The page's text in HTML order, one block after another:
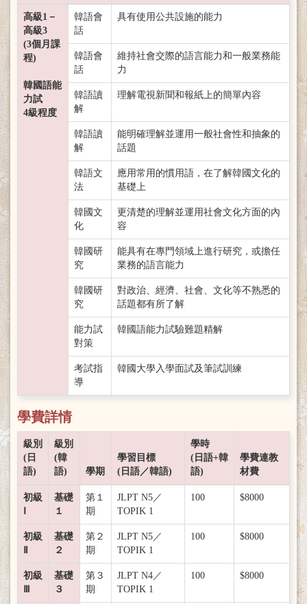
高級1－
高級3
(3個月課
程)
韓國語能
力試
4級程度
韓語會
話
具有使用公共設施的能力
韓語會
話
維持社會交際的語言能力和一般業務能
力
韓語讀
解
理解電視新聞和報紙上的簡單內容
韓語讀
解
能明確理解並運用一般社會性和抽象的
話題
韓語文
法
應用常用的慣用語，在了解韓國文化的
基礎上
韓國文
化
更清楚的理解並運用社會文化方面的內
容
韓國研
究
能具有在專門領域上進行研究，或擔任
業務的語言能力
韓國研
究
對政治、經濟、社會、文化等不熟悉的
話題都有所了解
能力試
對策
韓國語能力試驗難題精解
考試指
導
韓國大學入學面試及筆試訓練
學費詳情
級別
(日
語)
級別
(韓
語)
學期
學習目標
(日語／韓語)
學時
(日語+韓
語)
學費連教
材費
初級
基礎
１
第１
期
JLPT N5／
TOPIK 1
100 $8000
初級
基礎
２
第２
期
JLPT N5／
TOPIK 1
100 $8000
初級
基礎
３
第３
期
JLPT N4／
TOPIK 1
100 $8000